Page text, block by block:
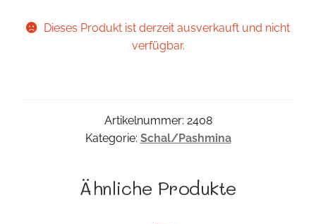
Dieses Produkt ist derzeit ausverkauft und nicht
verfügbar.
Artikelnummer: 2408
Kategorie: Schal/Pashmina
Ähnliche Produkte